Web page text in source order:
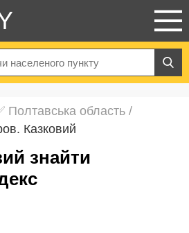
Полтавська область /
Казковий